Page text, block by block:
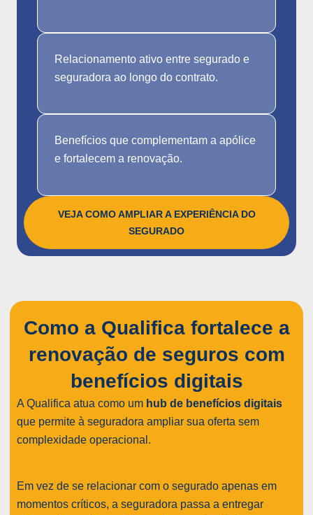
Relacionamento ativo entre segurado e
seguradora ao longo do contrato.
Benefícios que complementam a apólice
e fortalecem a renovação.
VEJA COMO AMPLIAR A EXPERIÊNCIA DO
SEGURADO
Como a Qualifica fortalece a
renovação de seguros com
benefícios digitais
A Qualifica atua como um hub de benefícios digitais
que permite à seguradora ampliar sua oferta sem
complexidade operacional.
Em vez de se relacionar com o segurado apenas em
momentos críticos, a seguradora passa a entregar